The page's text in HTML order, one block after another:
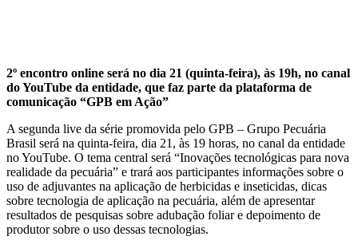
2º encontro online será no dia 21 (quinta-feira), às 19h, no canal
do YouTube da entidade, que faz parte da plataforma de
comunicação “GPB em Ação”
A segunda live da série promovida pelo GPB – Grupo Pecuária
Brasil será na quinta-feira, dia 21, às 19 horas, no canal da entidade
no YouTube. O tema central será “Inovações tecnológicas para nova
realidade da pecuária” e trará aos participantes informações sobre o
uso de adjuvantes na aplicação de herbicidas e inseticidas, dicas
sobre tecnologia de aplicação na pecuária, além de apresentar
resultados de pesquisas sobre adubação foliar e depoimento de
produtor sobre o uso dessas tecnologias.